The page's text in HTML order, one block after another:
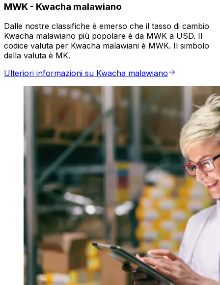
MWK - Kwacha malawiano
Dalle nostre classifiche è emerso che il tasso di cambio
Kwacha malawiano più popolare è da MWK a USD. Il
codice valuta per Kwacha malawiani è MWK. Il simbolo
della valuta è MK.
Ulteriori informazioni su Kwacha malawiano